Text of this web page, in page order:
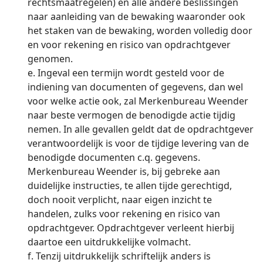
naar aanleiding van de bewaking waaronder ook
het staken van de bewaking, worden volledig door
en voor rekening en risico van opdrachtgever
genomen.
e. Ingeval een termijn wordt gesteld voor de
indiening van documenten of gegevens, dan wel
voor welke actie ook, zal Merkenbureau Weender
naar beste vermogen de benodigde actie tijdig
nemen. In alle gevallen geldt dat de opdrachtgever
verantwoordelijk is voor de tijdige levering van de
benodigde documenten c.q. gegevens.
Merkenbureau Weender is, bij gebreke aan
duidelijke instructies, te allen tijde gerechtigd,
doch nooit verplicht, naar eigen inzicht te
handelen, zulks voor rekening en risico van
opdrachtgever. Opdrachtgever verleent hierbij
daartoe een uitdrukkelijke volmacht.
f. Tenzij uitdrukkelijk schriftelijk anders is